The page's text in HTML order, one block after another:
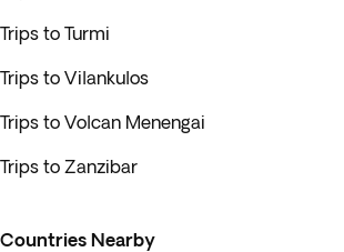
Trips to Turmi
Trips to Vilankulos
Trips to Volcan Menengai
Trips to Zanzibar
Countries Nearby